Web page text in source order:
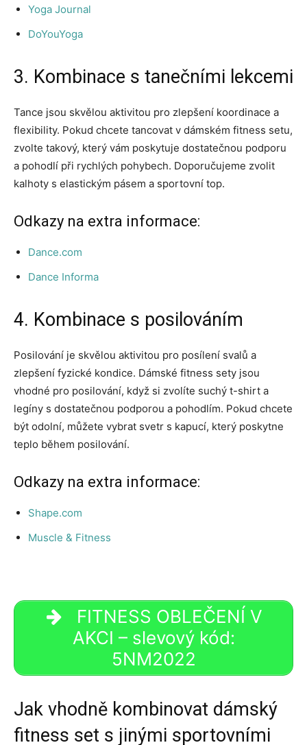
Yoga Journal
DoYouYoga
3. Kombinace s tanečními lekcemi
Tance jsou skvělou aktivitou pro zlepšení koordinace a
flexibility. Pokud chcete tancovat v dámském fitness setu,
zvolte takový, který vám poskytuje dostatečnou podporu
a pohodlí při rychlých pohybech. Doporučujeme zvolit
kalhoty s elastickým pásem a sportovní top.
Odkazy na extra informace:
Dance.com
Dance Informa
4. Kombinace s posilováním
Posilování je skvělou aktivitou pro posílení svalů a
zlepšení fyzické kondice. Dámské fitness sety jsou
vhodné pro posilování, když si zvolíte suchý t-shirt a
legíny s dostatečnou podporou a pohodlím. Pokud chcete
být odolní, můžete vybrat svetr s kapucí, který poskytne
teplo během posilování.
Odkazy na extra informace:
Shape.com
Muscle & Fitness
FITNESS OBLEČENÍ V
AKCI – slevový kód:
5NM2022
Jak vhodně kombinovat dámský
fitness set s jinými sportovními